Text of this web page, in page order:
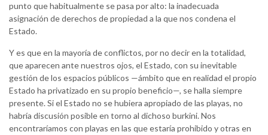
punto que habitualmente se pasa por alto: la inadecuada
asignación de derechos de propiedad a la que nos condena el
Estado.
Y es que en la mayoría de conflictos, por no decir en la totalidad,
que aparecen ante nuestros ojos, el Estado, con su inevitable
gestión de los espacios públicos —ámbito que en realidad el propio
Estado ha privatizado en su propio beneficio—, se halla siempre
presente. Si el Estado no se hubiera apropiado de las playas, no
habría discusión posible en torno al dichoso burkini. Nos
encontraríamos con playas en las que estaría prohibido y otras en